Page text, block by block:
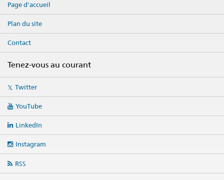
Page d'accueil
Plan du site
Contact
Tenez-vous au courant
mediaTwitter
YouTube
LinkedIn
Instagram
RSS